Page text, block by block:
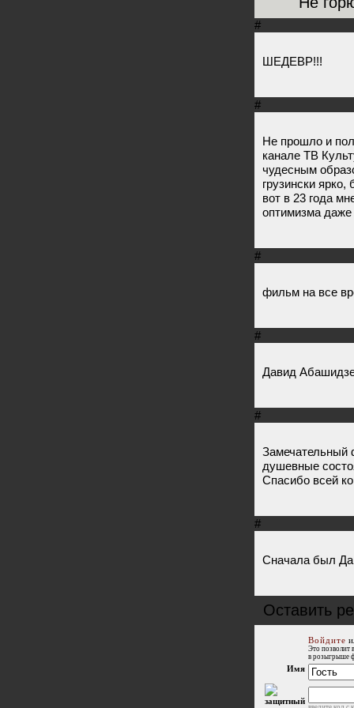
#
ШЕДЕВР!!!
#
Не прошло и
канале ТВ
чудесным
грузински
вот в 23 года
оптимизма даже
#
фильм на все
#
Давид
#
Замечательный
душевные
Спасибо всей
#
Сначала был
Оставить
Войдите
Это позволит
в розыгрыше
Имя